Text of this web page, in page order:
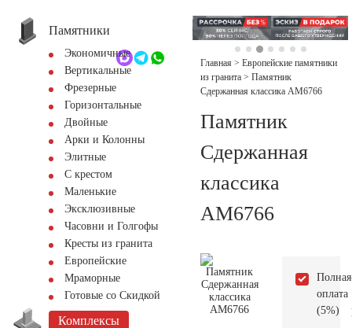
+7 (495) 518-44-23
Обратный звонок
Памятники
Экономичные
Вертикальные
Фрезерные
Горизонтальные
Двойные
Арки и Колонны
Элитные
С крестом
Маленькие
Эксклюзивные
Часовни и Голгофы
Кресты из гранита
Европейские
Мраморные
Готовые со Скидкой
Комплексы
Главная > Европейские памятники
из гранита > Памятник
Сдержанная классика AM6766
Памятник
Сдержанная
классика
AM6766
Полная
оплата
(5%)